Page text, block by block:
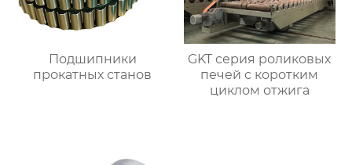
Подшипники
прокатных станов
GKT серия роликовых
печей с коротким
циклом отжига